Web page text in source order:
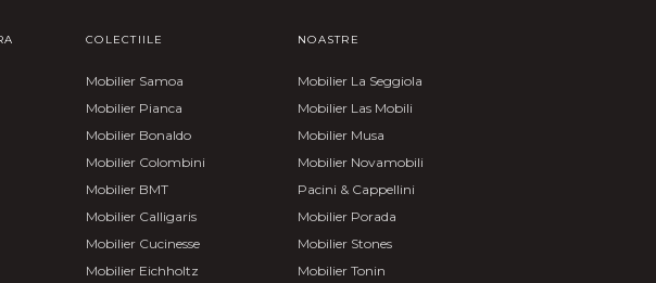
COLECTIILE
Mobilier Samoa
Mobilier Pianca
Mobilier Bonaldo
Mobilier Colombini
Mobilier BMT
Mobilier Calligaris
Mobilier Cucinesse
Mobilier Eichholtz
NOASTRE
Mobilier La Seggiola
Mobilier Las Mobili
Mobilier Musa
Mobilier Novamobili
Pacini & Cappellini
Mobilier Porada
Mobilier Stones
Mobilier Tonin